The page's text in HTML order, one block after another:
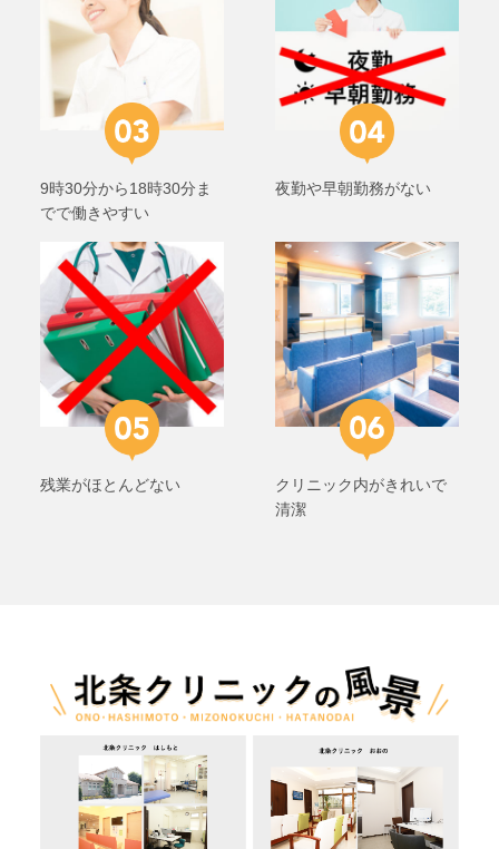
9時30分から18時30分ま
でで働きやすい
夜勤や早朝勤務がない
残業がほとんどない
クリニック内がきれいで
清潔